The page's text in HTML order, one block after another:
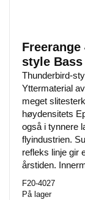
style Bass
Thunderbird-
Yttermaterial
meget
høydensitets
også i tynnere
flyindustrien.
refleks linje gir
årstiden.
F20-4027
På lager